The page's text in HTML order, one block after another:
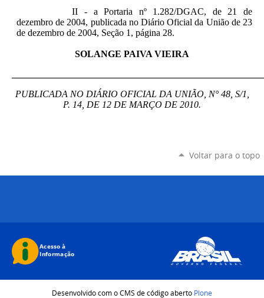
II - a Portaria nº 1.282/DGAC, de 21 de
dezembro de 2004, publicada no Diário Oficial da União de 23
de dezembro de 2004, Seção 1, página 28.
SOLANGE PAIVA VIEIRA
PUBLICADA NO DIÁRIO OFICIAL DA UNIÃO, N° 48, S/1,
P. 14, DE 12 DE MARÇO DE 2010.
Voltar para o topo
Desenvolvido com o CMS de código aberto Plone